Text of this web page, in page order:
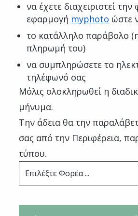
να έχετε διαχειριστεί
εφαρμογή myphoto ώστε
το κατάλληλο παράβολο
πληρωμή του)
να συμπληρώσετε το
τηλέφωνό σας
Μόλις ολοκληρωθεί η
μήνυμα.
Την άδεια θα την
σας από την Περιφέρεια,
τύπου.
Επιλέξτε Φορέα ...